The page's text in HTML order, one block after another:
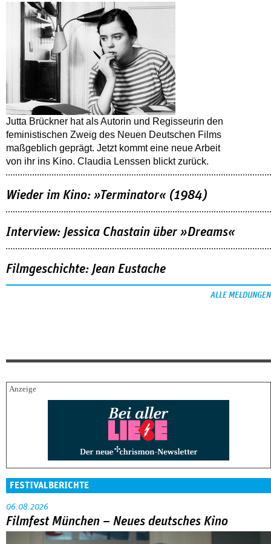
Jutta Brückner hat als Autorin und Regisseurin den
feministischen Zweig des Neuen Deutschen Films
maßgeblich geprägt. Jetzt kommt eine neue Arbeit
von ihr ins Kino. Claudia Lenssen blickt zurück.
Wieder im Kino: »Terminator« (1984)
Interview: Jessica Chastain über »Dreams«
Filmgeschichte: Jean Eustache
ALLE MELDUNGEN
FESTIVALBERICHTE
06.08.2026
Filmfest München – Neues deutsches Kino